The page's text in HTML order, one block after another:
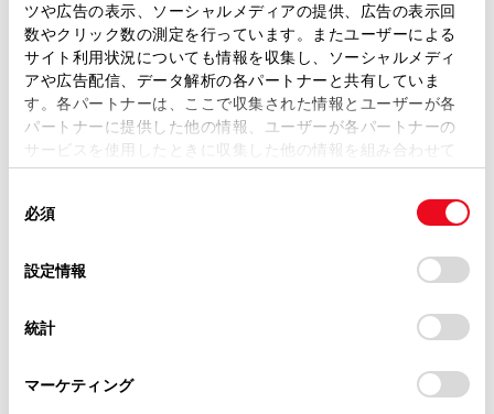
ツや広告の表示、ソーシャルメディアの提供、広告の表示回
数やクリック数の測定を行っています。またユーザーによる
サイト利用状況についても情報を収集し、ソーシャルメディ
アや広告配信、データ解析の各パートナーと共有していま
す。各パートナーは、ここで収集された情報とユーザーが各
パートナーに提供した他の情報、ユーザーが各パートナーの
サービスを使用したときに収集した他の情報を組み合わせて
使用することがあります。当ウェブサイトの使用を続行する
デバイスにすべてのCookie(クッキー)が保存されることに同
意したことになります。Cookie(クッキー)のオプトアウト、
設定の変更、同意を撤回したりするにあたっては、当社の
「Cookie（クッキー）情報の取り扱いについて
」をご覧くだ
必須
設定情報
統計
マーケティング
ドライブレコーダー
※ 記録媒体(SDカード等)は別途ご購入いただく場合がございます
ペダル踏み間違い急発進抑制装置
パノラミックビューモニター（全周囲カメラ）
バックモニター